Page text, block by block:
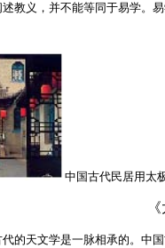
教义，并不能等同于易学。
中国古代民居用太
代的天文学是一脉相承的。中